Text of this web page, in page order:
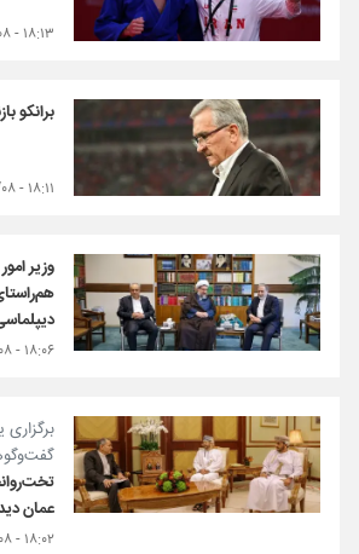
۱۸:۱۳ - ۱۴۰۴/۰۸/۰۸
برانکو
۱۸:۱۱ - ۱۴۰۴/۰۸/۰۸
وزیر
۱۸:۰۶ - ۱۴۰۴/۰۸/۰۸
عمان
۱۸:۰۲ - ۱۴۰۴/۰۸/۰۸